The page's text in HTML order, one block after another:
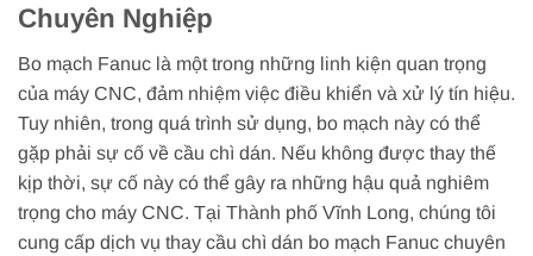
Chuyên Nghiệp
Bo mạch Fanuc là một trong những linh kiện quan trọng
của máy CNC, đảm nhiệm việc điều khiển và xử lý tín hiệu.
Tuy nhiên, trong quá trình sử dụng, bo mạch này có thể
gặp phải sự cố về cầu chì dán. Nếu không được thay thế
kịp thời, sự cố này có thể gây ra những hậu quả nghiêm
trọng cho máy CNC. Tại Thành phố Vĩnh Long, chúng tôi
cung cấp dịch vụ thay cầu chì dán bo mạch Fanuc chuyên